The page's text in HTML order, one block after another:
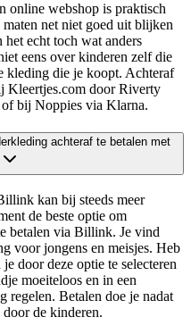
online webshop is praktisch
net niet goed uit blijken
echt toch wat anders
eens over kinderen zelf die
kleding die je koopt. Achteraf
Kleertjes.com door Riverty
bij Noppies via Klarna.
achteraf te betalen met
kan bij steeds meer
de beste optie om
betalen via Billink. Je vind
voor jongens en meisjes. Heb
door deze optie te selecteren
moeiteloos en in een
regelen. Betalen doe je nadat
de kinderen.